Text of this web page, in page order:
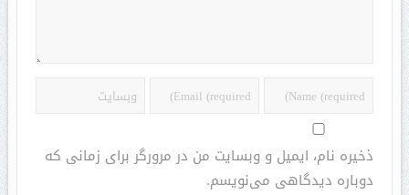
ذخیره نام، ایمیل و وبسایت من در مرورگر برای زمانی که
دوباره دیدگاهی می‌نویسم.